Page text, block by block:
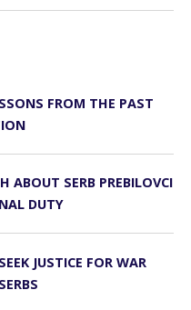
FROM THE PAST
ABOUT SERB PREBILOVCI
DUTY
JUSTICE FOR WAR